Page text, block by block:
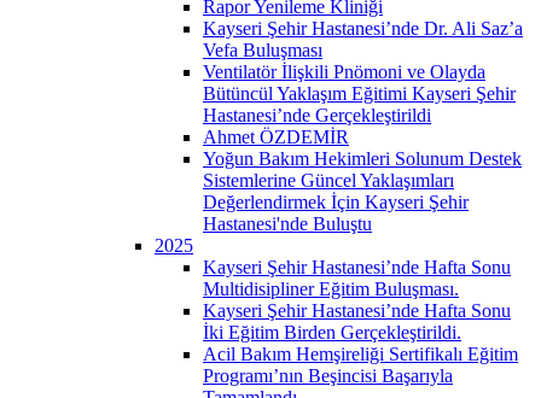
Rapor Yenileme Kliniği
Kayseri Şehir Hastanesi’nde Dr. Ali Saz’a
Vefa Buluşması
Ventilatör İlişkili Pnömoni ve Olayda
Bütüncül Yaklaşım Eğitimi Kayseri Şehir
Hastanesi’nde Gerçekleştirildi
Ahmet ÖZDEMİR
Yoğun Bakım Hekimleri Solunum Destek
Sistemlerine Güncel Yaklaşımları
Değerlendirmek İçin Kayseri Şehir
Hastanesi'nde Buluştu
2025
Kayseri Şehir Hastanesi’nde Hafta Sonu
Multidisipliner Eğitim Buluşması.
Kayseri Şehir Hastanesi’nde Hafta Sonu
İki Eğitim Birden Gerçekleştirildi.
Acil Bakım Hemşireliği Sertifikalı Eğitim
Programı’nın Beşincisi Başarıyla